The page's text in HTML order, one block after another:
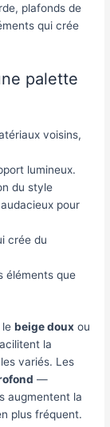
plafonds de
qui crée
palette
voisins,
lumineux.
du style
pour
crée du
éléments que
lebeige doux ou
la
variés. Les
—
augmentent la
plus fréquent.